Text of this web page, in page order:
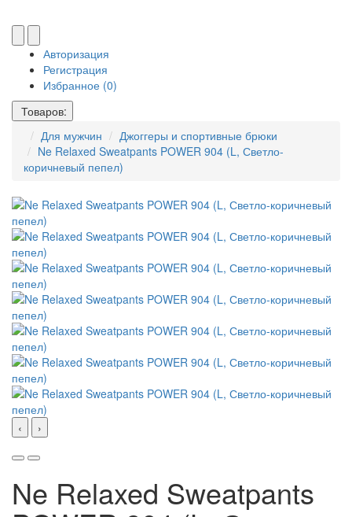
Авторизация
Регистрация
Избранное (0)
Товаров:
Для мужчин
Джоггеры и спортивные брюки
Ne Relaxed Sweatpants POWER 904 (L, Светло-
коричневый пепел)
‹ ›
Ne Relaxed Sweatpants